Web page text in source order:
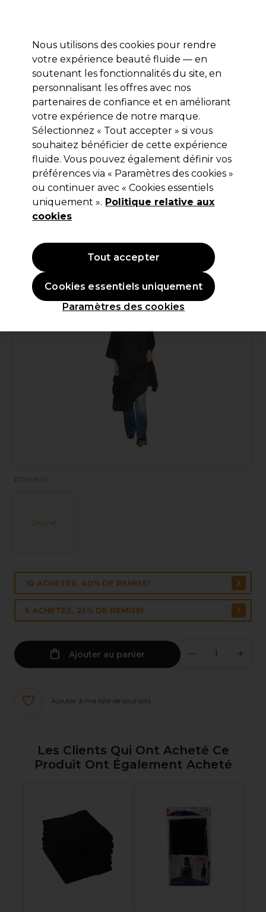
Se connecter
Marques Bons plans Coiffure Electro et Matériel
Livraison et délais
lire la suite
Original
Original Cape Economyss Bouton 4
Noir
(1)
11,25 €Hors TVA
P000901
Original
10 ACHETÉS, 40% DE REMISE!
5 ACHETÉS, 25% DE REMISE!
Ajouter au panier
Ajouter à ma liste de souhaits
Les Clients Qui Ont Acheté Ce
Produit Ont Également Acheté
Nous utilisons des cookies pour rendre
votre expérience beauté fluide — en
soutenant les fonctionnalités du site, en
personnalisant les offres avec nos
partenaires de confiance et en améliorant
votre expérience de notre marque.
Sélectionnez « Tout accepter » si vous
souhaitez bénéficier de cette expérience
fluide. Vous pouvez également définir vos
préférences via « Paramètres des cookies »
ou continuer avec « Cookies essentiels
uniquement ». Politique relative aux
cookies
Paramètres des cookies
Cookies essentiels uniquement
Tout accepter